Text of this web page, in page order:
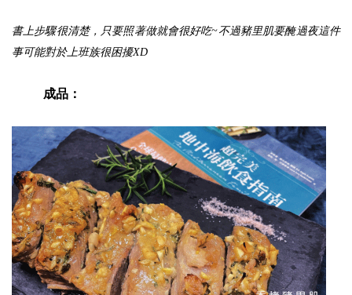
書上步驟很清楚，只要照著做就會很好吃~不過豬里肌要醃過夜這件
事可能對於上班族很困擾XD
成品：